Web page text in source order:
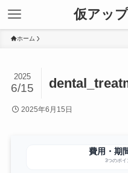
仮アッ
ホーム
2025
6/15
2025年6月15日